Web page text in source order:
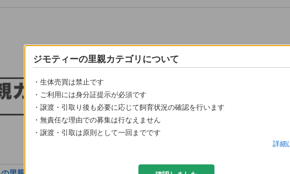
ジモティーの里親カテゴリについて
・生体売買は禁止です
・ご利用には身分証提示が必須です
・譲渡・引取り後も必要に応じて飼育状況の確認を行います
・無責任な理由での募集は行なえません
・譲渡・引取は原則として一回までです
詳細